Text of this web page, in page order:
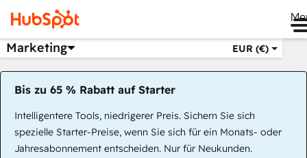
Marketing EUR (€)
Bis zu 65 % Rabatt auf Starter
Intelligentere Tools, niedrigerer Preis. Sichern Sie sich
spezielle Starter-Preise, wenn Sie sich für ein Monats- oder
Jahresabonnement entscheiden. Nur für Neukunden.